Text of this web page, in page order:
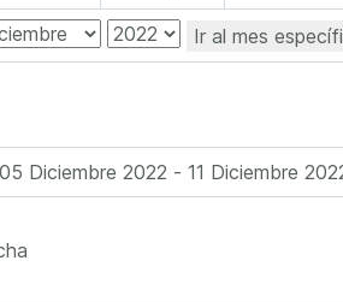
Ir al mes
05 Diciembre 2022 - 11 Diciembre